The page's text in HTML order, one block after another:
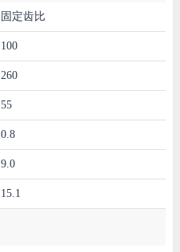
固定齿比
100
260
55
0.8
9.0
15.1